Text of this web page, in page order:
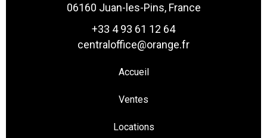
06160 Juan-les-Pins, France
+33 4 93 61 12 64
centraloffice@orange.fr
Accueil
Ventes
Locations